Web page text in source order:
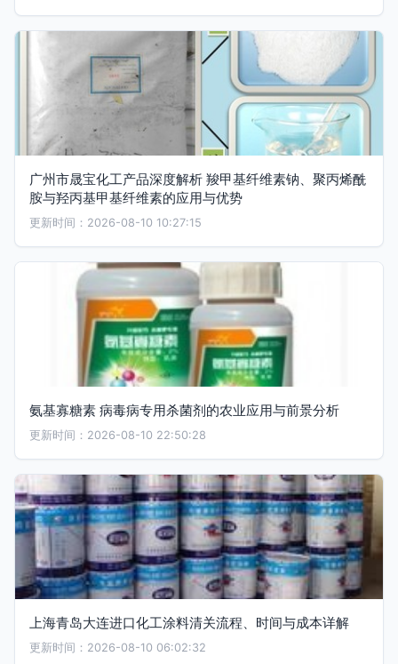
广州市晟宝化工产品深度解析 羧甲基纤维素钠、聚丙烯酰
胺与羟丙基甲基纤维素的应用与优势
更新时间：2026-08-10 10:27:15
氨基寡糖素 病毒病专用杀菌剂的农业应用与前景分析
更新时间：2026-08-10 22:50:28
上海青岛大连进口化工涂料清关流程、时间与成本详解
更新时间：2026-08-10 06:02:32